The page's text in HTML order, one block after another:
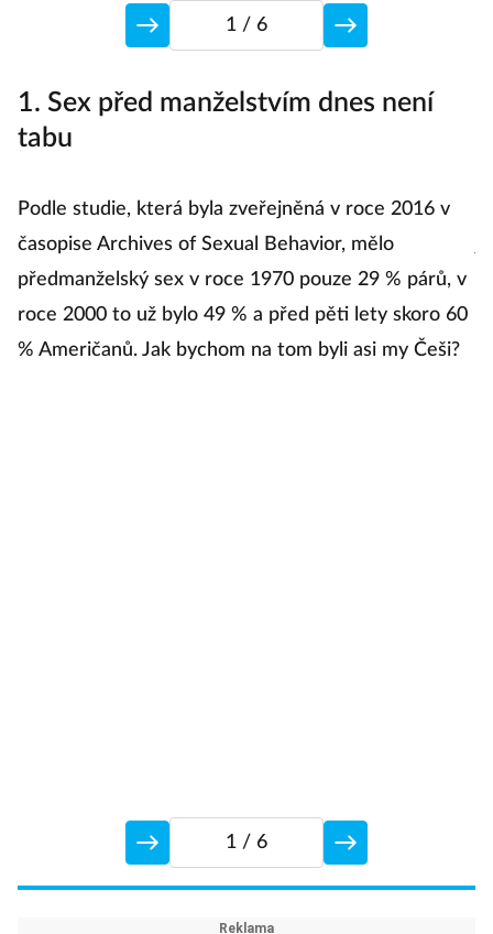
1 / 6
1. Sex před manželstvím dnes není
tabu
Podle studie, která byla zveřejněná v roce 2016 v
časopise Archives of Sexual Behavior, mělo
předmanželský sex v roce 1970 pouze 29 % párů, v
roce 2000 to už bylo 49 % a před pěti lety skoro 60
% Američanů. Jak bychom na tom byli asi my Češi?
1 / 6